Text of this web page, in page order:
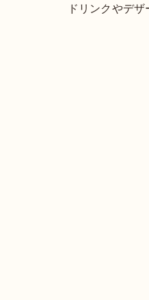
ドリンクやデ